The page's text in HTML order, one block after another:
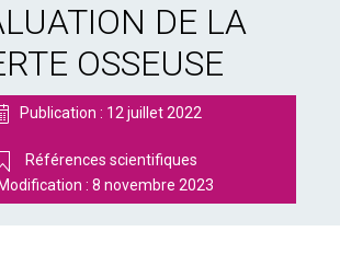
DE LA
OSSEUSE
Publication : 12 juillet 2022
Références scientifiques
Modification : 8 novembre 2023